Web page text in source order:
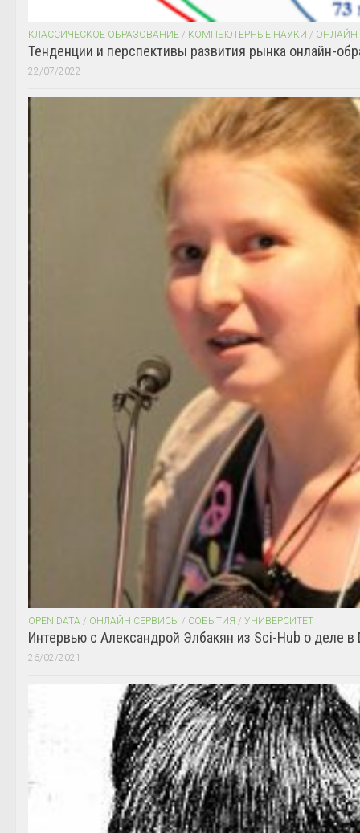
КЛАССИЧЕСКОЕ ОБРАЗОВАНИЕ / КОМПЬЮТЕРНЫЕ НАУКИ / ОНЛАЙН
Тенденции и перспективы развития рынка онлайн-
22/07/2022
OPEN DATA / ОНЛАЙН СЕРВИСЫ / СОБЫТИЯ / УНИВЕРСИТЕТ
Интервью с Александрой Элбакян из Sci-Hub о деле в
26/02/2021